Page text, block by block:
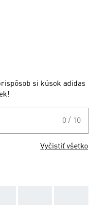
si kúsok adidas
0 / 10
Vyčistiť všetko